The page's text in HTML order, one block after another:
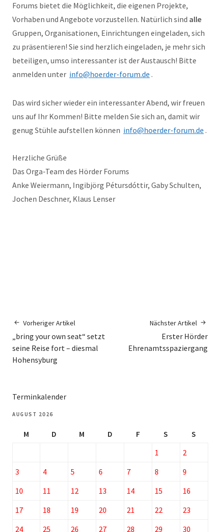
Forums bietet die Möglichkeit, die eigenen Projekte,
Vorhaben und Angebote vorzustellen. Natürlich sind alle
Gruppen, Organisationen, Einrichtungen eingeladen, sich
zu präsentieren! Sie sind herzlich eingeladen, je mehr sich
beteiligen, umso interessanter ist der Austausch! Bitte
anmelden unter info@hoerder-forum.de .
Das wird sicher wieder ein interessanter Abend, wir freuen
uns auf Ihr Kommen! Bitte melden Sie sich an, damit wir
genug Stühle aufstellen können info@hoerder-forum.de .
Herzliche Grüße
Das Orga-Team des Hörder Forums
Anke Weiermann, Ingibjörg Pétursdóttir, Gaby Schulten,
Jochen Deschner, Klaus Lenser
Vorheriger Artikel
„bring your own seat“ setzt
seine Reise fort – diesmal
Hohensyburg
Nächster Artikel
Erster Hörder
Ehrenamtsspaziergang
Terminkalender
AUGUST 2026
M D M D F S
S
1
2
3
4 5 6 7 8
9
10
11 12 13 14 15
16
17
18 19 20 21 22
23
24
25 26 27 28 29 30